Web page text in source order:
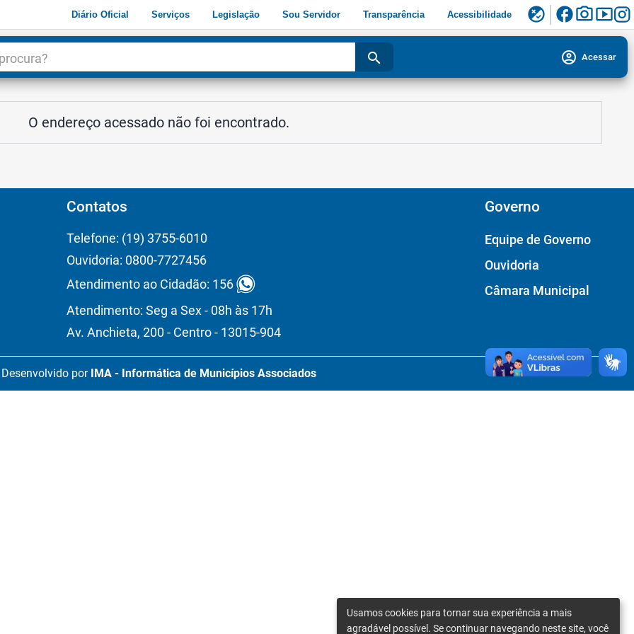
Diário Oficial Serviços Legislação Sou Servidor Transparência Acessibilidade flaky facebookphoto_camerasmart_display
search account_circle Acessar
O endereço acessado não foi encontrado.
Contatos
Telefone: (19) 3755-6010
Ouvidoria: 0800-7727456
Atendimento ao Cidadão: 156
Atendimento: Seg a Sex - 08h às 17h
Av. Anchieta, 200 - Centro - 13015-904
Governo
Equipe de Governo
Ouvidoria
Câmara Municipal
Desenvolvido por IMA - Informática de Municípios Associados
Usamos cookies para tornar sua experiência a mais
agradável possível. Se continuar navegando neste site, você